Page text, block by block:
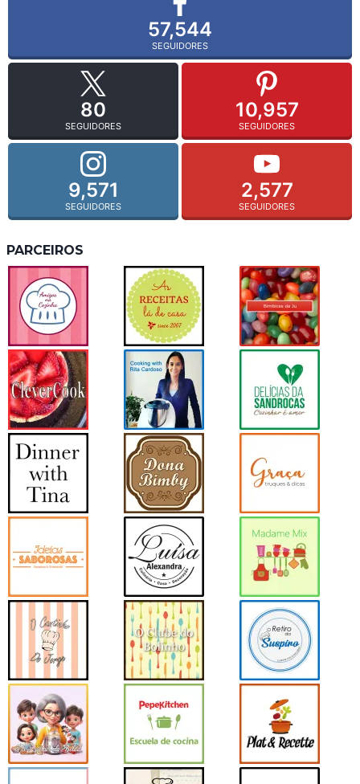
57,544
SEGUIDORES
80
SEGUIDORES
10,957
SEGUIDORES
9,571
SEGUIDORES
2,577
SEGUIDORES
PARCEIROS